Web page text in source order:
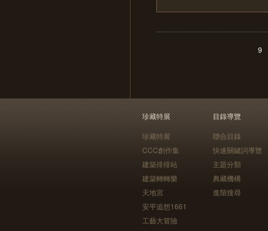
9
珍藏特展
珍藏特展
CCC創作集
建築排排站
建築轉轉樂
天地宮
安平追想1661
工藝大冒險
目錄導覽
聯合目錄
快速關鍵詞導覽
主題分類
典藏機構
進階搜尋